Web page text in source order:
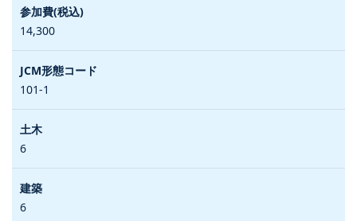
14,300
101-1
6
6